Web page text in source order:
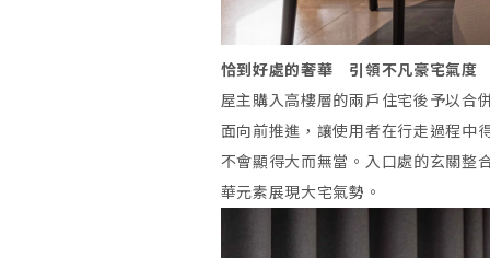
恰到好處的奢華 引領不凡豪宅氣度
屋主購入高樓層的兩戶住宅後予以合
面向前推進，讓使用者在行走過程中
不會顯得大而無當。入口處的玄關整
華元素展現大宅氣勢。